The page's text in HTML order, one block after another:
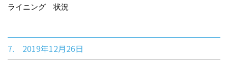
ライニング 状況
7. 2019年12月26日